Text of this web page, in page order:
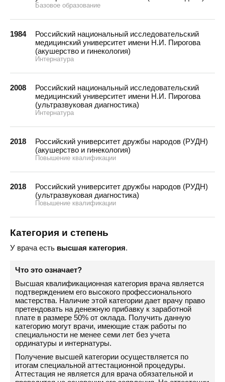
Базовое образование
1984
Российский национальный исследовательский
медицинский университет имени Н.И. Пирогова
(акушерство и гинекология)
Интернатура
2008
Российский национальный исследовательский
медицинский университет имени Н.И. Пирогова
(ультразвуковая диагностика)
Интернатура
2018
Российский университет дружбы народов (РУДН)
(акушерство и гинекология)
Повышение квалификации
2018
Российский университет дружбы народов (РУДН)
(ультразвуковая диагностика)
Повышение квалификации
Категория и степень
У врача есть высшая категория.
Что это означает?
Высшая квалификационная категория врача является
подтверждением его высокого профессионального
мастерства. Наличие этой категории дает врачу право
претендовать на денежную прибавку к заработной
плате в размере 50% от оклада. Получить данную
категорию могут врачи, имеющие стаж работы по
специальности не менее семи лет без учета
ординатуры и интернатуры.
Получение высшей категории осуществляется по
итогам специальной аттестационной процедуры.
Аттестация не является для врача обязательной и